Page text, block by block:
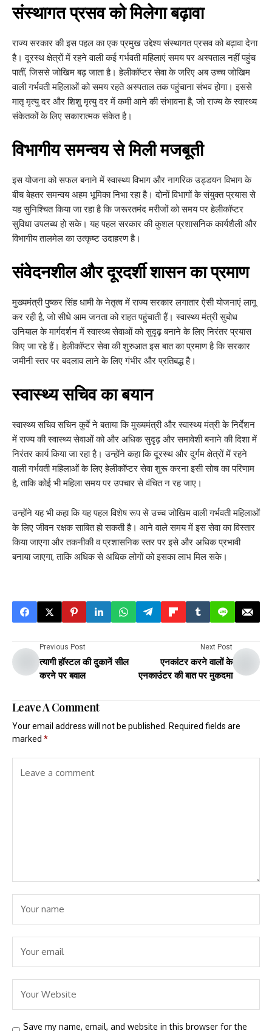
संस्थागत प्रसव को मिलेगा बढ़ावा
राज्य सरकार की इस पहल का एक प्रमुख उद्देश्य संस्थागत प्रसव को बढ़ावा देना
है। दूरस्थ क्षेत्रों में रहने वाली कई गर्भवती महिलाएं समय पर अस्पताल नहीं पहुंच
पातीं, जिससे जोखिम बढ़ जाता है। हेलीकॉप्टर सेवा के जरिए अब उच्च जोखिम
वाली गर्भवती महिलाओं को समय रहते अस्पताल तक पहुंचाना संभव होगा। इससे
मातृ मृत्यु दर और शिशु मृत्यु दर में कमी आने की संभावना है, जो राज्य के स्वास्थ्य
संकेतकों के लिए सकारात्मक संकेत है।
विभागीय समन्वय से मिली मजबूती
इस योजना को सफल बनाने में स्वास्थ्य विभाग और नागरिक उड्डयन विभाग के
बीच बेहतर समन्वय अहम भूमिका निभा रहा है। दोनों विभागों के संयुक्त प्रयास से
यह सुनिश्चित किया जा रहा है कि जरूरतमंद मरीजों को समय पर हेलीकॉप्टर
सुविधा उपलब्ध हो सके। यह पहल सरकार की कुशल प्रशासनिक कार्यशैली और
विभागीय तालमेल का उत्कृष्ट उदाहरण है।
संवेदनशील और दूरदर्शी शासन का प्रमाण
मुख्यमंत्री पुष्कर सिंह धामी के नेतृत्व में राज्य सरकार लगातार ऐसी योजनाएं लागू
कर रही है, जो सीधे आम जनता को राहत पहुंचाती हैं। स्वास्थ्य मंत्री सुबोध
उनियाल के मार्गदर्शन में स्वास्थ्य सेवाओं को सुदृढ़ बनाने के लिए निरंतर प्रयास
किए जा रहे हैं। हेलीकॉप्टर सेवा की शुरुआत इस बात का प्रमाण है कि सरकार
जमीनी स्तर पर बदलाव लाने के लिए गंभीर और प्रतिबद्ध है।
स्वास्थ्य सचिव का बयान
स्वास्थ्य सचिवसचिन कुर्वेने बताया कि मुख्यमंत्री और स्वास्थ्य मंत्री के निर्देशन
में राज्य की स्वास्थ्य सेवाओं को और अधिक सुदृढ़ और समावेशी बनाने की दिशा में
निरंतर कार्य किया जा रहा है। उन्होंने कहा कि दूरस्थ और दुर्गम क्षेत्रों में रहने
वाली गर्भवती महिलाओं के लिए हेलीकॉप्टर सेवा शुरू करना इसी सोच का परिणाम
है, ताकि कोई भी महिला समय पर उपचार से वंचित न रह जाए।
उन्होंने यह भी कहा कि यह पहल विशेष रूप से उच्च जोखिम वाली गर्भवती महिलाओं
के लिए जीवन रक्षक साबित हो सकती है। आने वाले समय में इस सेवा का विस्तार
किया जाएगा और तकनीकी व प्रशासनिक स्तर पर इसे और अधिक प्रभावी
बनाया जाएगा, ताकि अधिक से अधिक लोगों को इसका लाभ मिल सके।
Previous Post
त्यागी हॉस्टल की दुकानें सील
करने पर बवाल
Next Post
एनकांटर करने वालों के
एनकाउंटर की बात पर मुकदमा
Leave A Comment
Your email address will not be published.
Required fields are
marked *
Save my name, email, and website in this browser for the